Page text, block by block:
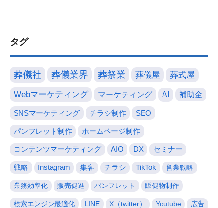
タグ
葬儀社 葬儀業界 葬祭業 葬儀屋 葬式屋
Webマーケティング マーケティング AI 補助金
SNSマーケティング チラシ制作 SEO
パンフレット制作 ホームページ制作
コンテンツマーケティング AIO DX セミナー
戦略 Instagram 集客 チラシ TikTok 営業戦略
業務効率化 販売促進 パンフレット 販促物制作
検索エンジン最適化 LINE X（twitter） Youtube 広告